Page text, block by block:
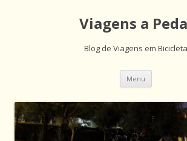
Viagens a
Blog de Viagens em Bicicleta
Menu Saltar
o